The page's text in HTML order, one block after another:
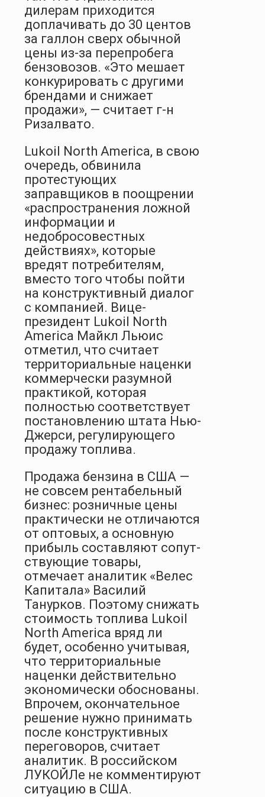
дилерам приходится
доплачивать до 30 центов
за галлон сверх обычной
цены из-за перепробега
бензовозов. «Это мешает
конкурировать с другими
брендами и снижает
продажи», — считает г-н
Ризалвато.
Lukoil North Americа, в свою
очередь, обвинила
протестующих
заправщиков в поощрении
«распространения ложной
информации и
недобросовестных
действиях», которые
вредят потребителям,
вместо того чтобы пойти
на конструктивный диалог
с компанией. Вице-
президент Lukoil North
Americа Майкл Льюис
отметил, что считает
территориальные наценки
коммерчески разумной
практикой, которая
полностью соответствует
постановлению штата Нью-
Джерси, регулирующего
продажу топлива.
Продажа бензина в США —
не совсем рентабельный
бизнес: розничные цены
практически не отличаются
от оптовых, а основную
прибыль составляют сопут­
ствующие товары,
отмечает аналитик «Велес
Капитала» Василий
Танурков. Поэтому снижать
стоимость топлива Lukoil
North America вряд ли
будет, особенно учитывая,
что территориальные
наценки действительно
экономически обоснованы.
Впрочем, окончательное
решение нужно принимать
после конструктивных
переговоров, считает
аналитик. В российском
ЛУКОЙЛе не комментируют
ситуацию в США.